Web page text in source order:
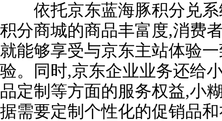
依托京东蓝海豚积分兑系
积分商城的商品丰富度,消费
就能够享受与京东主站体验
验。同时,京东企业业务还给
品定制等方面的服务权益,小
据需要定制个性化的促销品